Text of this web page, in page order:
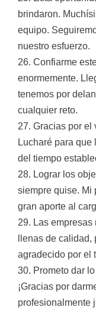
brindaron.
equipo.
nuestro esfuerzo.
26. Confiarme
enormemente.
tenemos por
cualquier reto.
27. Gracias por el
Lucharé para
del tiempo
28. Lograr los
siempre quise. Mi
gran aporte al
29. Las
llenas de
agradecido por el
30. Prometo dar
¡Gracias por
profesionalmente